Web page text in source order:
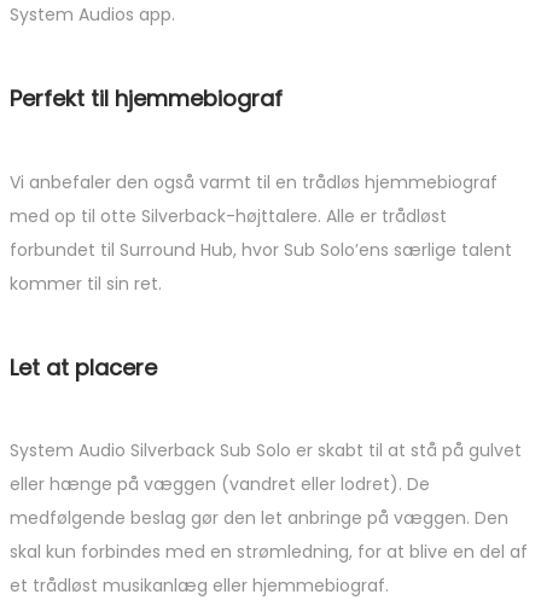
System Audios app.
Perfekt til hjemmebiograf
Vi anbefaler den også varmt til en trådløs hjemmebiograf
med op til otte Silverback-højttalere. Alle er trådløst
forbundet til Surround Hub, hvor Sub Solo’ens særlige talent
kommer til sin ret.
Let at placere
System Audio Silverback Sub Solo er skabt til at stå på gulvet
eller hænge på væggen (vandret eller lodret). De
medfølgende beslag gør den let anbringe på væggen. Den
skal kun forbindes med en strømledning, for at blive en del af
et trådløst musikanlæg eller hjemmebiograf.